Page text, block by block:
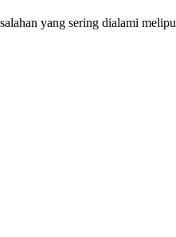
yang sering dialami